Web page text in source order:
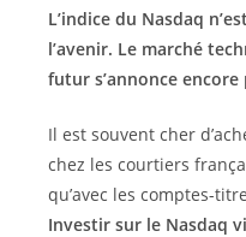
L’indice du Nasdaq
l’avenir. Le marché
futur s’annonce
Il est souvent cher
chez les courtiers
qu’avec les comptes-
Investir sur le Nasdaq